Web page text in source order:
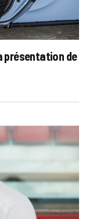
présentation de